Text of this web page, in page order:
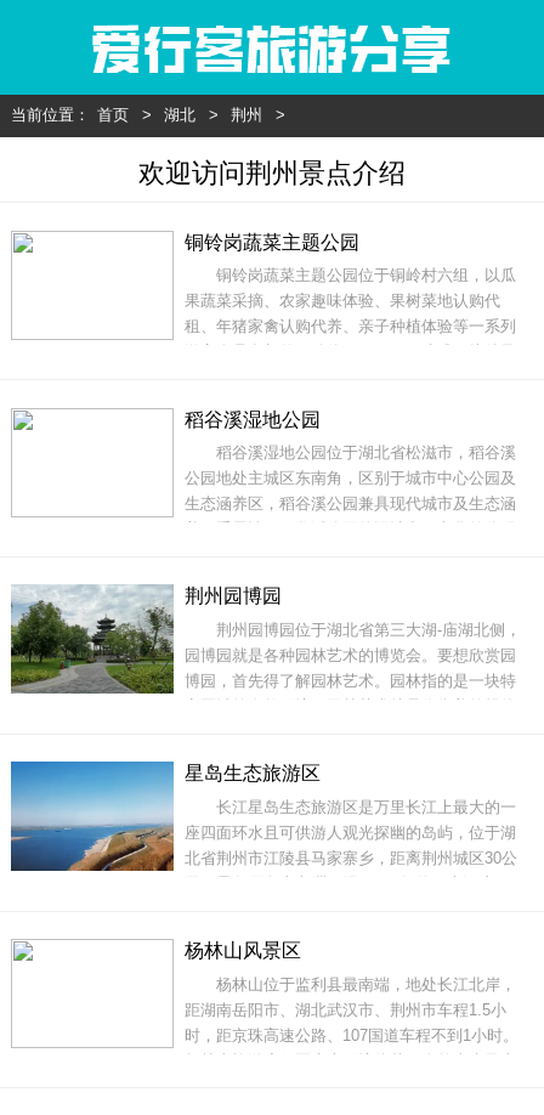
当前位置： 首页 > 湖北 > 荆州 >
欢迎访问荆州景点介绍
铜铃岗蔬菜主题公园
铜铃岗蔬菜主题公园位于铜岭村六组，以瓜
果蔬菜采摘、农家趣味体验、果树菜地认购代
租、年猪家禽认购代养、亲子种植体验等一系列
池，还有林中捉鸡、烧烤露营等体验活动。园区
内为结婚新人提供大型户内外婚庆场所，20000平
稻谷溪湿地公园
稻谷溪湿地公园位于湖北省松滋市，稻谷溪
公园地处主城区东南角，区别于城市中心公园及
生态涵养区，稻谷溪公园兼具现代城市及生态涵
式构筑等体现水文化。稻谷溪湿地公园是一个以
保护涵养、生态恢复为基础，设计城市、生态两
荆州园博园
荆州园博园位于湖北省第三大湖-庙湖北侧，
园博园就是各种园林艺术的博览会。要想欣赏园
博园，首先得了解园林艺术。园林指的是一块特
动。园林艺术在中国源远流长，是中国传统文化
中的一种艺术形式。中国园林艺术受到传统
星岛生态旅游区
长江星岛生态旅游区是万里长江上最大的一
座四面环水且可供游人观光探幽的岛屿，位于湖
北省荆州市江陵县马家寨乡，距离荆州城区30公
里江陵一日还”的名句，让江陵享誉海内外。星岛
旅游景区作为野性、自由、浪漫的楚文化气韵传
杨林山风景区
杨林山位于监利县最南端，地处长江北岸，
距湖南岳阳市、湖北武汉市、荆州市车程1.5小
时，距京珠高速公路、107国道车程不到1小时。
杨林山旅游度假区生态环境优越，自然山水风光